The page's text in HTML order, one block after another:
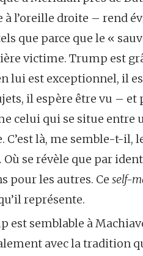
à l’oreille droite – rend
que parce que le «
victime. Trump est
lui est exceptionnel, il
il espère être vu –
celui qui se situe entre
C’est là, me semble-t-il,
Où se révèle que par
pour les autres. Ce self-
représente.
est semblable à
avec la tradition